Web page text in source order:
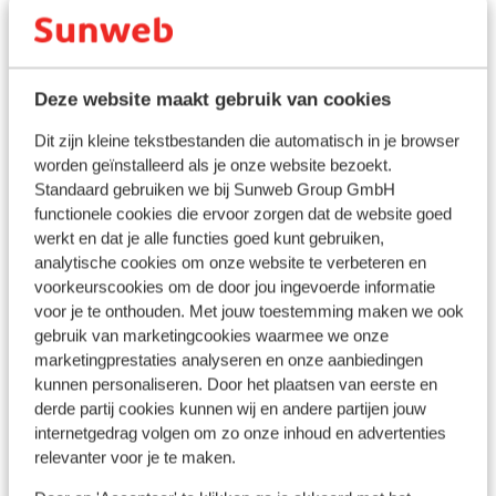
Deze website maakt gebruik van cookies
Dit zijn kleine tekstbestanden die automatisch in je browser
worden geïnstalleerd als je onze website bezoekt.
Standaard gebruiken we bij Sunweb Group GmbH
functionele cookies die ervoor zorgen dat de website goed
werkt en dat je alle functies goed kunt gebruiken,
analytische cookies om onze website te verbeteren en
voorkeurscookies om de door jou ingevoerde informatie
voor je te onthouden. Met jouw toestemming maken we ook
gebruik van marketingcookies waarmee we onze
marketingprestaties analyseren en onze aanbiedingen
kunnen personaliseren. Door het plaatsen van eerste en
derde partij cookies kunnen wij en andere partijen jouw
internetgedrag volgen om zo onze inhoud en advertenties
relevanter voor je te maken.
vriendelijkheid van het personeel (
kwaliteit van onze kamers kon wel veel
beter.
Strand: 50 m
In het centrum
Aan de rand van het centrum
Oude centrum: 300 m
Barstreet: 300 m
Luchthaven BCN: 90 km
Bushalte: 50 m
Winkels: 50 m
(Mini)supermarkt: 200 m
Restaurant: 0 m
Apotheek: 150 m
Afstand tot dichtstbijzijnde ziekenhuis circa 1.5
kilometer
Ook interessant voor jou